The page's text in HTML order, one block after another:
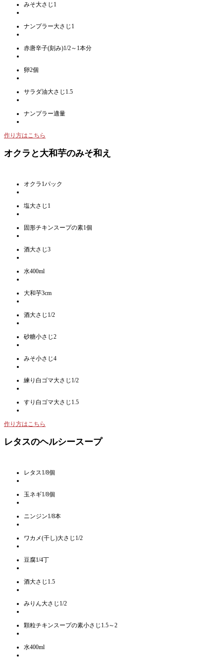
みそ大さじ1
ナンプラー大さじ1
赤唐辛子(刻み)1/2～1本分
卵2個
サラダ油大さじ1.5
ナンプラー適量
作り方はこちら
オクラと大和芋のみそ和え
オクラ1パック
塩大さじ1
固形チキンスープの素1個
酒大さじ3
水400ml
大和芋3cm
酒大さじ1/2
砂糖小さじ2
みそ小さじ4
練り白ゴマ大さじ1/2
すり白ゴマ大さじ1.5
作り方はこちら
レタスのヘルシースープ
レタス1/8個
玉ネギ1/8個
ニンジン1/8本
ワカメ(干し)大さじ1/2
豆腐1/4丁
酒大さじ1.5
みりん大さじ1/2
顆粒チキンスープの素小さじ1.5～2
水400ml